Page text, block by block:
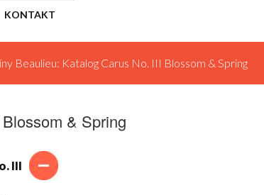
KONTAKT
Beaulieu: Katalog Carus No. III Blossom & Spring
& Spring
III